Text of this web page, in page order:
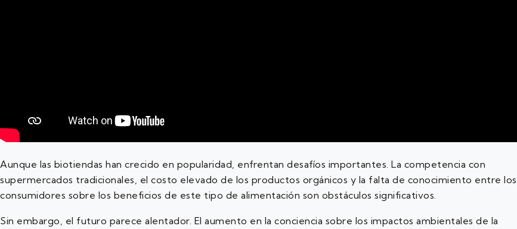
Aunque las biotiendas han crecido en popularidad, enfrentan desafíos importantes. La competencia con
supermercados tradicionales, el costo elevado de los productos orgánicos y la falta de conocimiento entre los
consumidores sobre los beneficios de este tipo de alimentación son obstáculos significativos.
Sin embargo, el futuro parece alentador. El aumento en la conciencia sobre los impactos ambientales de la